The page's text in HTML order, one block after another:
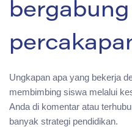
Ungkapan apa yang bekerja
membimbing siswa melalui
Anda di komentar atau
banyak strategi pendidikan.